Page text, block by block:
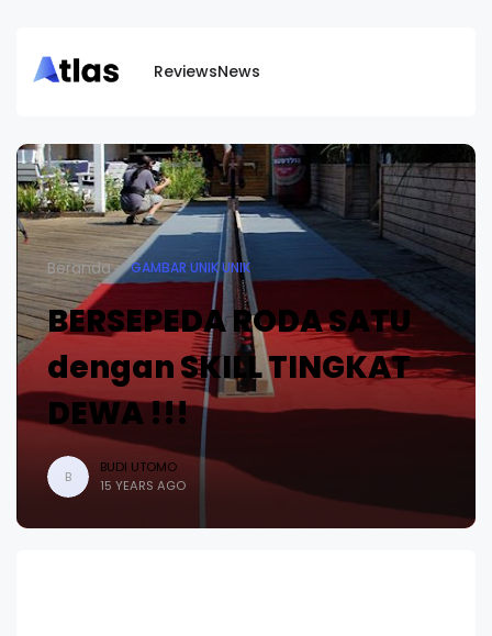
ReviewsNews
Beranda GAMBAR UNIK UNIK
BERSEPEDA RODA SATU
dengan SKILL TINGKAT
DEWA !!!
B
BUDI UTOMO
15 YEARS AGO